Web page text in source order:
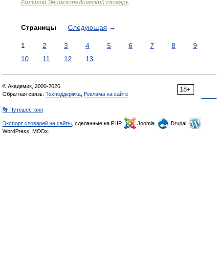
Большой Энциклопедический словарь
Страницы Следующая →
1 2 3 4 5 6 7 8
9
10
11 12 13
18+
© Академик, 2000-2026
Обратная связь: Техподдержка Реклама на сайте
👣 Путешествия
Экспорт словарей на сайты , сделанные на PHP, Joomla,
Drupal,
WordPress, MODx.